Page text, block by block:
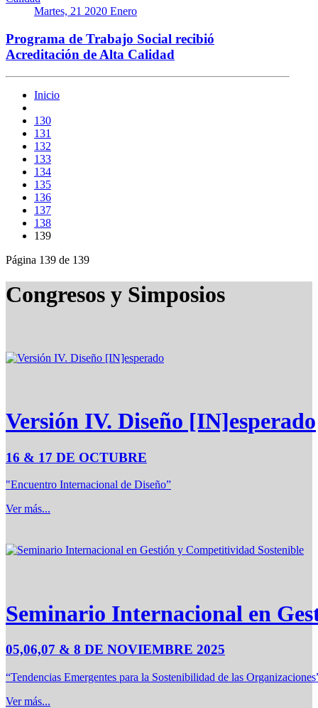
Martes, 21 2020 Enero
Programa de Trabajo Social recibió
Acreditación de Alta Calidad
Inicio
130
131
132
133
134
135
136
137
138
139
Página 139 de 139
Congresos y Simposios
Versión IV. Diseño [IN]esperado
16 & 17 DE OCTUBRE
"Encuentro Internacional de Diseño”
Ver más...
Seminario Internacional en
05,06,07 & 8 DE NOVIEMBRE 2025
“Tendencias Emergentes para la Sostenibilidad de las
Ver más...